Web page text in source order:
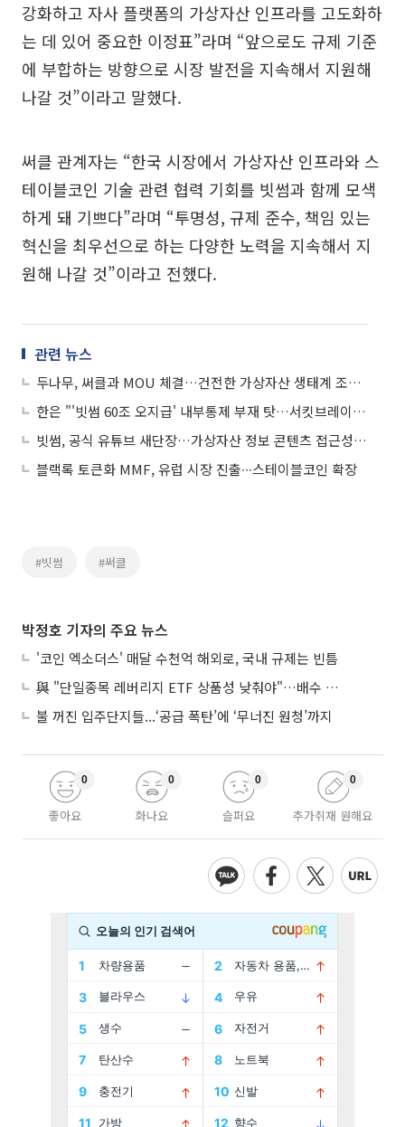
강화하고 자사 플랫폼의 가상자산 인프라를 고도화하
는 데 있어 중요한 이정표”라며 “앞으로도 규제 기준
에 부합하는 방향으로 시장 발전을 지속해서 지원해
나갈 것”이라고 말했다.
써클 관계자는 “한국 시장에서 가상자산 인프라와 스
테이블코인 기술 관련 협력 기회를 빗썸과 함께 모색
하게 돼 기쁘다”라며 “투명성, 규제 준수, 책임 있는
혁신을 최우선으로 하는 다양한 노력을 지속해서 지
원해 나갈 것”이라고 전했다.
관련 뉴스
두나무, 써클과 MOU 체결…건전한 가상자산 생태계 조성 협력
한은 "'빗썸 60조 오지급' 내부통제 부재 탓…서킷브레이커 등 장치 필요"
빗썸, 공식 유튜브 새단장…가상자산 정보 콘텐츠 접근성 높인다
블랙록 토큰화 MMF, 유럽 시장 진출∙∙∙스테이블코인 확장
#빗썸 #써클
박정호 기자의 주요 뉴스
'코인 엑소더스' 매달 수천억 해외로, 국내 규제는 빈틈
與 "단일종목 레버리지 ETF 상품성 낮춰야"…배수 조정안도 거론
불 꺼진 입주단지들...‘공급 폭탄’에 ‘무너진 원청’까지
좋아요
0
화나요
0
슬퍼요
0
추가취재 원해요
0